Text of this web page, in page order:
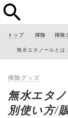
トップ 掃除 掃除
無水エタノールと
掃除グッズ
無水エタ
別使い方/